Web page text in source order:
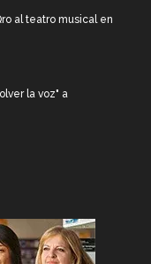
al teatro musical en
la voz" a